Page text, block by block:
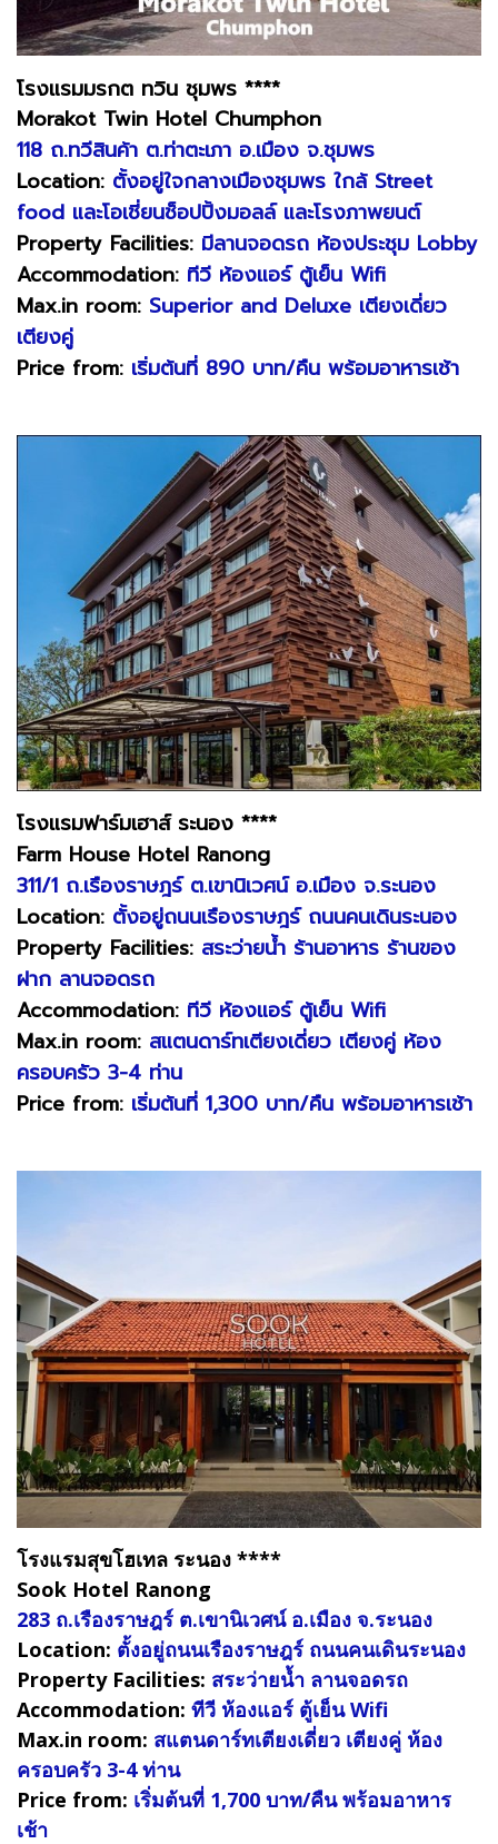
โรงแรมมรกต ทวิน ชุมพร ****
Morakot Twin Hotel Chumphon
118 ถ.ทวีสินค้า ต.ท่าตะเภา อ.เมือง จ.ชุมพร
Location: ตั้งอยู่ใจกลางเมืองชุมพร ใกล้ Street
food และโอเชี่ยนช็อปปิ้งมอลล์ และโรงภาพยนต์
Property Facilities: มีลานจอดรถ ห้องประชุม Lobby
Accommodation: ทีวี ห้องแอร์ ตู้เย็น Wifi
Max.in room: Superior and Deluxe เตียงเดี่ยว
เตียงคู่
Price from: เริ่มต้นที่ 890 บาท/คืน พร้อมอาหารเช้า
โรงแรมฟาร์มเฮาส์ ระนอง ****
Farm House Hotel Ranong
311/1 ถ.เรืองราษฎร์ ต.เขานิเวศน์ อ.เมือง จ.ระนอง
Location: ตั้งอยู่ถนนเรืองราษฎร์ ถนนคนเดินระนอง
Property Facilities: สระว่ายน้ำ ร้านอาหาร ร้านของ
ฝาก ลานจอดรถ
Accommodation: ทีวี ห้องแอร์ ตู้เย็น Wifi
Max.in room: สแตนดาร์ทเตียงเดี่ยว เตียงคู่ ห้อง
ครอบครัว 3-4 ท่าน
Price from: เริ่มต้นที่ 1,300 บาท/คืน พร้อมอาหารเช้า
โรงแรมสุขโฮเทล ระนอง ****
Sook Hotel Ranong
283 ถ.เรืองราษฎร์ ต.เขานิเวศน์ อ.เมือง จ.ระนอง
Location: ตั้งอยู่ถนนเรืองราษฎร์ ถนนคนเดินระนอง
Property Facilities: สระว่ายน้ำ ลานจอดรถ
Accommodation: ทีวี ห้องแอร์ ตู้เย็น Wifi
Max.in room: สแตนดาร์ทเตียงเดี่ยว เตียงคู่ ห้อง
ครอบครัว 3-4 ท่าน
Price from: เริ่มต้นที่ 1,700 บาท/คืน พร้อมอาหาร
เช้า